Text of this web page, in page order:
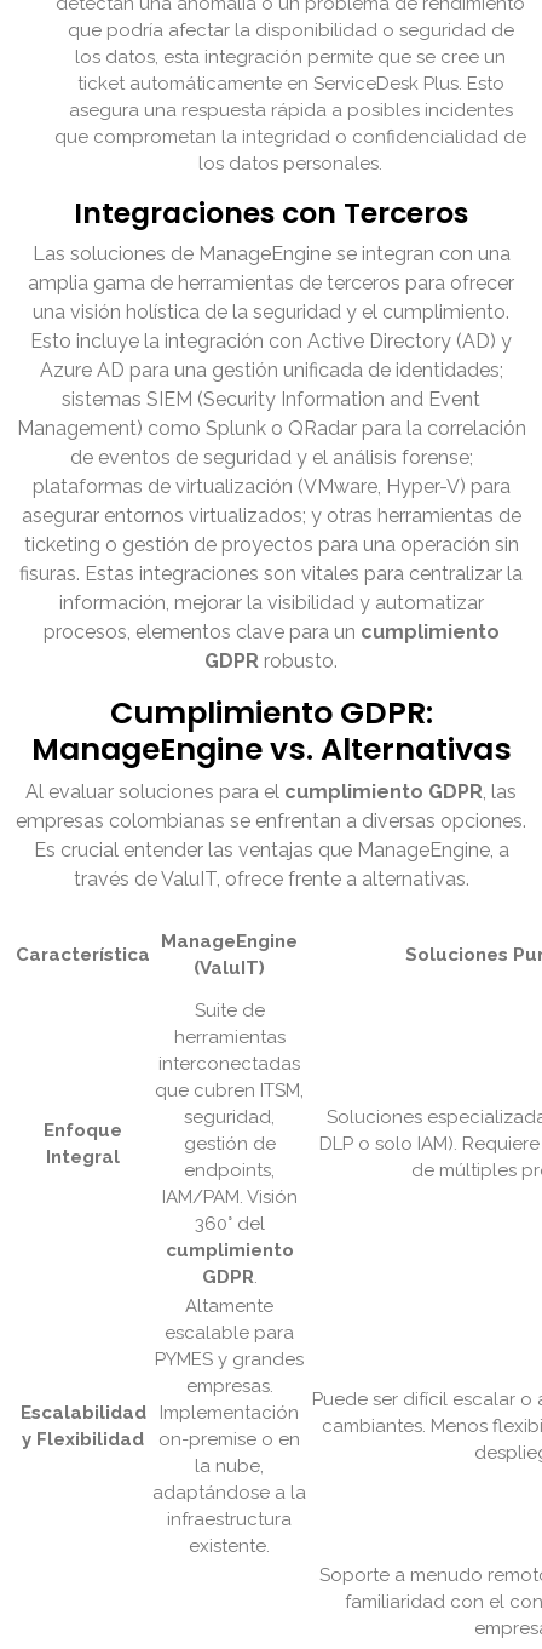
que podría afectar la disponibilidad o seguridad de
los datos, esta integración permite que se cree un
ticket automáticamente en ServiceDesk Plus. Esto
asegura una respuesta rápida a posibles incidentes
que comprometan la integridad o confidencialidad de
los datos personales.
Integraciones con Terceros
Las soluciones de ManageEngine se integran con una
amplia gama de herramientas de terceros para ofrecer
una visión holística de la seguridad y el cumplimiento.
Esto incluye la integración con Active Directory (AD) y
Azure AD para una gestión unificada de identidades;
sistemas SIEM (Security Information and Event
Management) como Splunk o QRadar para la correlación
de eventos de seguridad y el análisis forense;
plataformas de virtualización (VMware, Hyper-V) para
asegurar entornos virtualizados; y otras herramientas de
ticketing o gestión de proyectos para una operación sin
fisuras. Estas integraciones son vitales para centralizar la
información, mejorar la visibilidad y automatizar
procesos, elementos clave para un cumplimiento
GDPR robusto.
Cumplimiento GDPR:
ManageEngine vs. Alternativas
Al evaluar soluciones para el cumplimiento GDPR, las
empresas colombianas se enfrentan a diversas opciones.
Es crucial entender las ventajas que ManageEngine, a
través de ValuIT, ofrece frente a alternativas.
Característica
ManageEngine
(ValuIT)
Soluciones
Enfoque
Integral
Suite de
herramientas
interconectadas
que cubren ITSM,
seguridad,
gestión de
endpoints,
IAM/PAM. Visión
360° del
cumplimiento
GDPR.
Soluciones
DLP o solo IAM).
de múltiples
Escalabilidad
y Flexibilidad
Altamente
escalable para
PYMES y grandes
empresas.
Implementación
on-premise o en
la nube,
adaptándose a la
infraestructura
existente.
Puede ser difícil escalar
cambiantes. Menos
Soporte a menudo
familiaridad con el